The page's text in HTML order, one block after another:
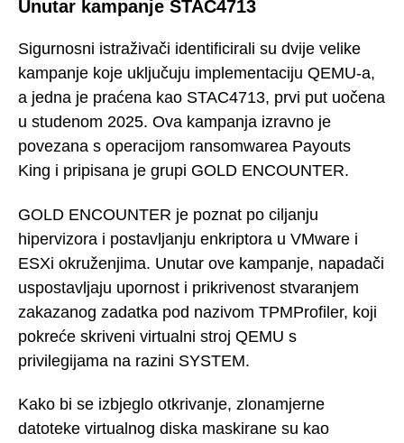
Unutar kampanje STAC4713
Sigurnosni istraživači identificirali su dvije velike
kampanje koje uključuju implementaciju QEMU-a,
a jedna je praćena kao STAC4713, prvi put uočena
u studenom 2025. Ova kampanja izravno je
povezana s operacijom ransomwarea Payouts
King i pripisana je grupi GOLD ENCOUNTER.
GOLD ENCOUNTER je poznat po ciljanju
hipervizora i postavljanju enkriptora u VMware i
ESXi okruženjima. Unutar ove kampanje, napadači
uspostavljaju upornost i prikrivenost stvaranjem
zakazanog zadatka pod nazivom TPMProfiler, koji
pokreće skriveni virtualni stroj QEMU s
privilegijama na razini SYSTEM.
Kako bi se izbjeglo otkrivanje, zlonamjerne
datoteke virtualnog diska maskirane su kao